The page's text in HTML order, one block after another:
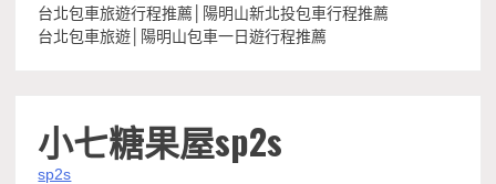
台北包車旅遊行程推薦│陽明山新北投包車行程推薦
台北包車旅遊│陽明山包車一日遊行程推薦
小七糖果屋sp2s
sp2s